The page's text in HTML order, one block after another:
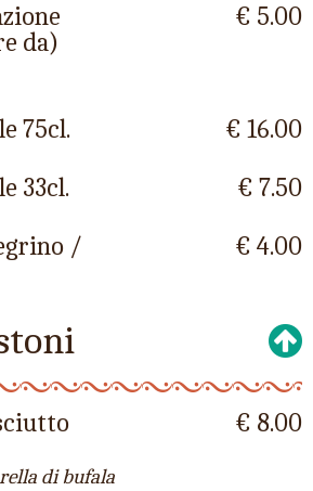
da)
€ 5.00
75cl.
€ 16.00
33cl.
€ 7.50
/
€ 4.00
di bufala
€ 8.00